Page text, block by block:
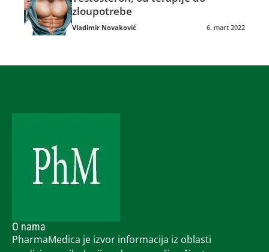
zloupotrebe
Vladimir Novaković 6. mart 2022
O nama
PharmaMedica je izvor informacija iz oblasti